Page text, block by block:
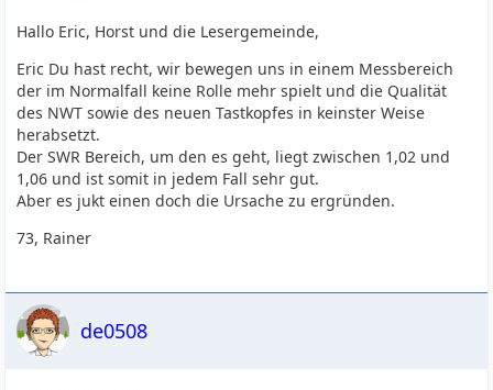
Hallo Eric, Horst und die Lesergemeinde,
Eric Du hast recht, wir bewegen uns in einem Messbereich
der im Normalfall keine Rolle mehr spielt und die Qualität
des NWT sowie des neuen Tastkopfes in keinster Weise
herabsetzt.
Der SWR Bereich, um den es geht, liegt zwischen 1,02 und
1,06 und ist somit in jedem Fall sehr gut.
Aber es jukt einen doch die Ursache zu ergründen.
73, Rainer
de0508